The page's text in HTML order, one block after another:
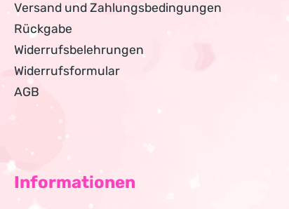
Versand und Zahlungsbedingungen
Rückgabe
Widerrufsbelehrungen
Widerrufsformular
AGB
Informationen